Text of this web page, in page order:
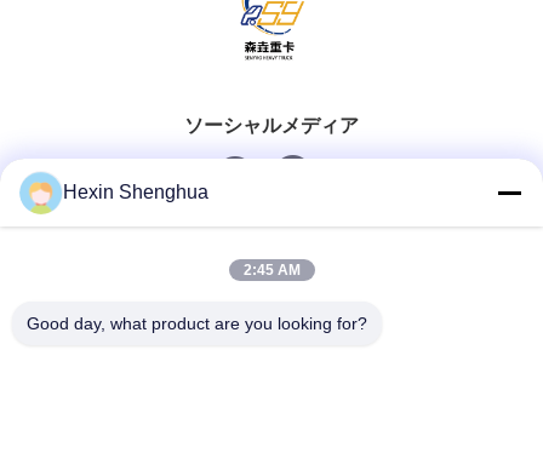
ソーシャルメディア
クイックコンタクト
Hexin Shenghua
2:45 AM
Good day, what product are you looking for?